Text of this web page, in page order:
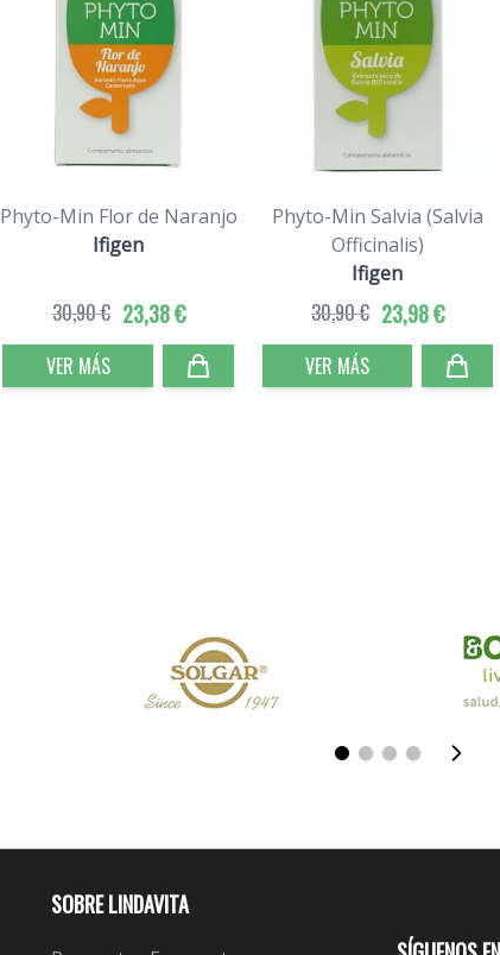
Phyto-Min Flor de Naranjo
Ifigen
23,38 €
30,90 €
VER MÁS
Phyto-Min Salvia (Salvia
Officinalis)
Ifigen
23,98 €
30,90 €
VER MÁS
SOBRE LINDAVITA